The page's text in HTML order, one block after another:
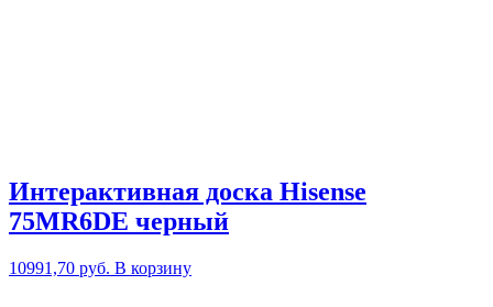
Интерактивная доска Hisense
75MR6DE черный
10991,70 руб. В корзину